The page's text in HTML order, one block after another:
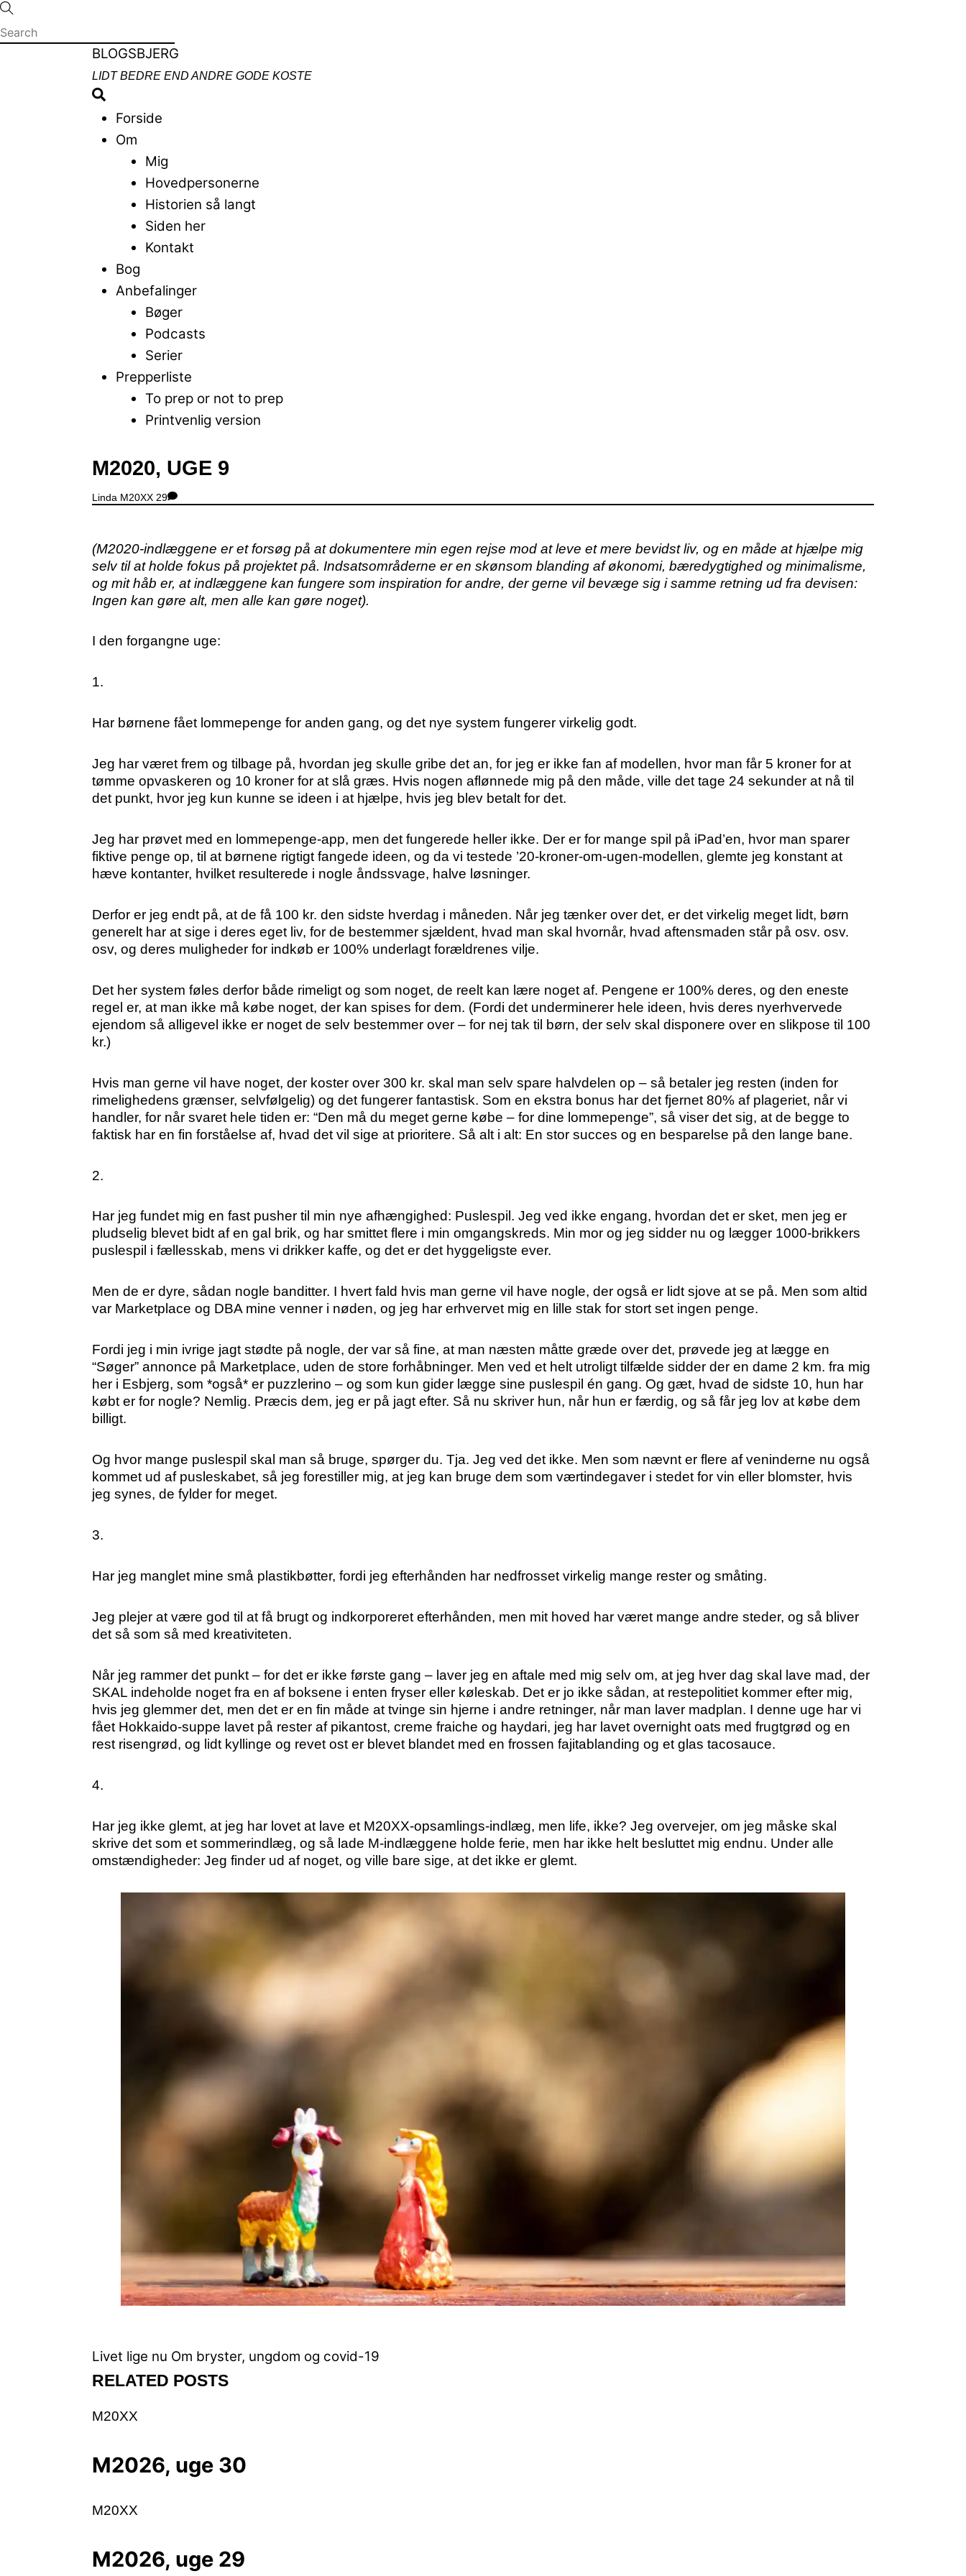
Skip
to
Menu
BLOGSBJERG
LIDT BEDRE END ANDRE GODE KOSTE
Search
Forside
Om
Mig
Hovedpersonerne
Historien så langt
Siden her
Kontakt
Bog
Anbefalinger
Bøger
Podcasts
Serier
Prepperliste
To prep or not to prep
Printvenlig version
Close
M2020, UGE 9
Linda M20XX 29
(M2020-indlæggene er et forsøg på at dokumentere min egen rejse mod at leve et mere bevidst liv, og en måde at hjælpe mig
selv til at holde fokus på projektet på. Indsatsområderne er en skønsom blanding af økonomi, bæredygtighed og minimalisme,
og mit håb er, at indlæggene kan fungere som inspiration for andre, der gerne vil bevæge sig i samme retning ud fra devisen:
Ingen kan gøre alt, men alle kan gøre noget).
I den forgangne uge:
1.
Har børnene fået lommepenge for anden gang, og det nye system fungerer virkelig godt.
Jeg har været frem og tilbage på, hvordan jeg skulle gribe det an, for jeg er ikke fan af modellen, hvor man får 5 kroner for at
tømme opvaskeren og 10 kroner for at slå græs. Hvis nogen aflønnede mig på den måde, ville det tage 24 sekunder at nå til
det punkt, hvor jeg kun kunne se ideen i at hjælpe, hvis jeg blev betalt for det.
Jeg har prøvet med en lommepenge-app, men det fungerede heller ikke. Der er for mange spil på iPad’en, hvor man sparer
fiktive penge op, til at børnene rigtigt fangede ideen, og da vi testede ’20-kroner-om-ugen-modellen, glemte jeg konstant at
hæve kontanter, hvilket resulterede i nogle åndssvage, halve løsninger.
Derfor er jeg endt på, at de få 100 kr. den sidste hverdag i måneden. Når jeg tænker over det, er det virkelig meget lidt, børn
generelt har at sige i deres eget liv, for de bestemmer sjældent, hvad man skal hvornår, hvad aftensmaden står på osv. osv.
osv, og deres muligheder for indkøb er 100% underlagt forældrenes vilje.
Det her system føles derfor både rimeligt og som noget, de reelt kan lære noget af. Pengene er 100% deres, og den eneste
regel er, at man ikke må købe noget, der kan spises for dem. (Fordi det underminerer hele ideen, hvis deres nyerhvervede
ejendom så alligevel ikke er noget de selv bestemmer over – for nej tak til børn, der selv skal disponere over en slikpose til 100
kr.)
Hvis man gerne vil have noget, der koster over 300 kr. skal man selv spare halvdelen op – så betaler jeg resten (inden for
rimelighedens grænser, selvfølgelig) og det fungerer fantastisk. Som en ekstra bonus har det fjernet 80% af plageriet, når vi
handler, for når svaret hele tiden er: “Den må du meget gerne købe – for dine lommepenge”, så viser det sig, at de begge to
faktisk har en fin forståelse af, hvad det vil sige at prioritere. Så alt i alt: En stor succes og en besparelse på den lange bane.
2.
Har jeg fundet mig en fast pusher til min nye afhængighed: Puslespil. Jeg ved ikke engang, hvordan det er sket, men jeg er
pludselig blevet bidt af en gal brik, og har smittet flere i min omgangskreds. Min mor og jeg sidder nu og lægger 1000-brikkers
puslespil i fællesskab, mens vi drikker kaffe, og det er det hyggeligste ever.
Men de er dyre, sådan nogle banditter. I hvert fald hvis man gerne vil have nogle, der også er lidt sjove at se på. Men som altid
var Marketplace og DBA mine venner i nøden, og jeg har erhvervet mig en lille stak for stort set ingen penge.
Fordi jeg i min ivrige jagt stødte på nogle, der var så fine, at man næsten måtte græde over det, prøvede jeg at lægge en
“Søger” annonce på Marketplace, uden de store forhåbninger. Men ved et helt utroligt tilfælde sidder der en dame 2 km. fra mig
her i Esbjerg, som *også* er puzzlerino – og som kun gider lægge sine puslespil én gang. Og gæt, hvad de sidste 10, hun har
købt er for nogle? Nemlig. Præcis dem, jeg er på jagt efter. Så nu skriver hun, når hun er færdig, og så får jeg lov at købe dem
billigt.
Og hvor mange puslespil skal man så bruge, spørger du. Tja. Jeg ved det ikke. Men som nævnt er flere af veninderne nu også
kommet ud af pusleskabet, så jeg forestiller mig, at jeg kan bruge dem som værtindegaver i stedet for vin eller blomster, hvis
jeg synes, de fylder for meget.
3.
Har jeg manglet mine små plastikbøtter, fordi jeg efterhånden har nedfrosset virkelig mange rester og småting.
Jeg plejer at være god til at få brugt og indkorporeret efterhånden, men mit hoved har været mange andre steder, og så bliver
det så som så med kreativiteten.
Når jeg rammer det punkt – for det er ikke første gang – laver jeg en aftale med mig selv om, at jeg hver dag skal lave mad, der
SKAL indeholde noget fra en af boksene i enten fryser eller køleskab. Det er jo ikke sådan, at restepolitiet kommer efter mig,
hvis jeg glemmer det, men det er en fin måde at tvinge sin hjerne i andre retninger, når man laver madplan. I denne uge har vi
fået Hokkaido-suppe lavet på rester af pikantost, creme fraiche og haydari, jeg har lavet overnight oats med frugtgrød og en
rest risengrød, og lidt kyllinge og revet ost er blevet blandet med en frossen fajitablanding og et glas tacosauce.
4.
Har jeg ikke glemt, at jeg har lovet at lave et M20XX-opsamlings-indlæg, men life, ikke? Jeg overvejer, om jeg måske skal
skrive det som et sommerindlæg, og så lade M-indlæggene holde ferie, men har ikke helt besluttet mig endnu. Under alle
omstændigheder: Jeg finder ud af noget, og ville bare sige, at det ikke er glemt.
Livet lige nu Om bryster, ungdom og covid-19
RELATED POSTS
M20XX
M2026, uge 30
M20XX
M2026, uge 29